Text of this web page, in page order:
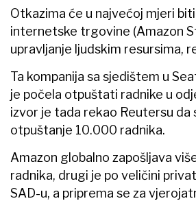
Otkazima će u najvećoj mjeri
internetske trgovine (Amazon
upravljanje ljudskim resursima,
Ta kompanija sa sjedištem u
je počela otpuštati radnike u
izvor je tada rekao Reutersu da
otpuštanje 10.000 radnika.
Amazon globalno zapošljava
radnika, drugi je po veličini
SAD-u, a priprema se za